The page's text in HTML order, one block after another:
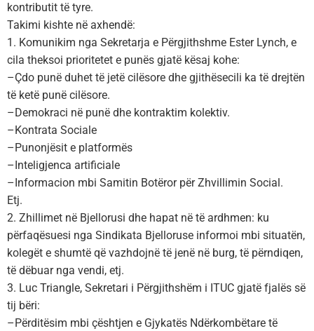
kontributit të tyre.
Takimi kishte në axhendë:
1. Komunikim nga Sekretarja e Përgjithshme Ester Lynch, e
cila theksoi prioritetet e punës gjatë kësaj kohe:
–Çdo punë duhet të jetë cilësore dhe gjithësecili ka të drejtën
të ketë punë cilësore.
– Demokraci në punë dhe kontraktim kolektiv.
– Kontrata Sociale
– Punonjësit e platformës
– Inteligjenca artificiale
– Informacion mbi Samitin Botëror për Zhvillimin Social.
Etj.
2. Zhillimet në Bjellorusi dhe hapat në të ardhmen: ku
përfaqësuesi nga Sindikata Bjelloruse informoi mbi situatën,
kolegët e shumtë që vazhdojnë të jenë në burg, të përndiqen,
të dëbuar nga vendi, etj.
3. Luc Triangle, Sekretari i Përgjithshëm i ITUC gjatë fjalës së
tij bëri:
– Përditësim mbi çështjen e Gjykatës Ndërkombëtare të